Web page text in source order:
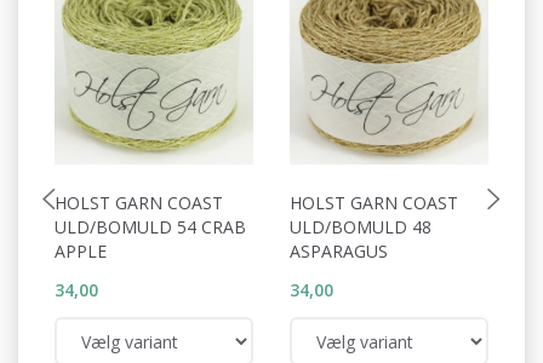
HOLST GARN COAST
ULD/BOMULD 54 CRAB
APPLE
34,00
HOLST GARN COAST
ULD/BOMULD 48
ASPARAGUS
34,00